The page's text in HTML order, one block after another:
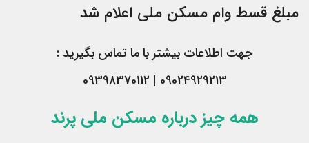
مبلغ قسط وام مسکن ملی اعلام شد
جهت اطلاعات بیشتر با ما تماس بگیرید :
09024929213 | 09398370112
همه چیز درباره مسکن ملی پرند